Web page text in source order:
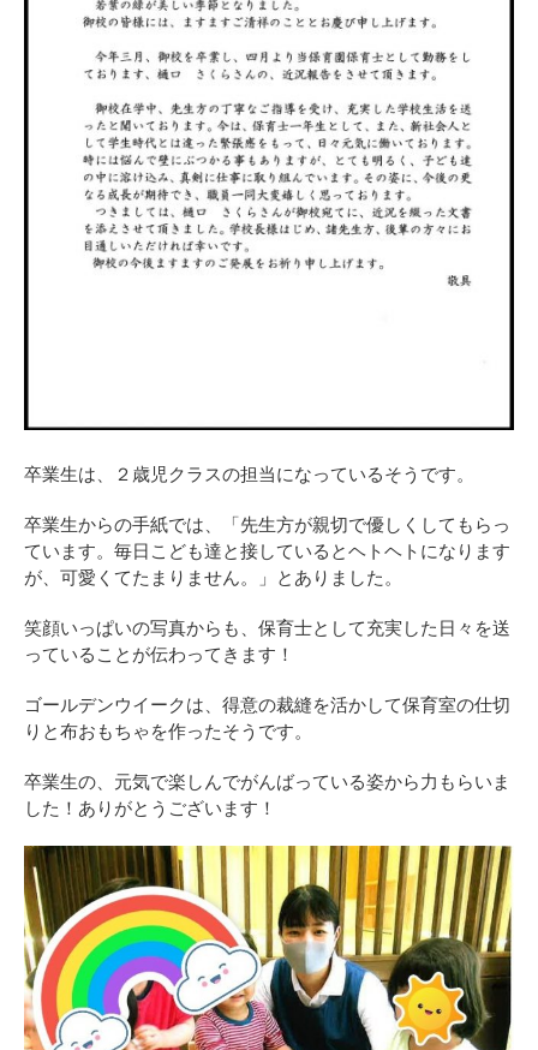
卒業生は、２歳児クラスの担当になっているそうです。
卒業生からの手紙では、「先生方が親切で優しくしてもらっ
ています。毎日こども達と接しているとヘトヘトになります
が、可愛くてたまりません。」とありました。
笑顔いっぱいの写真からも、保育士として充実した日々を送
っていることが伝わってきます！
ゴールデンウイークは、得意の裁縫を活かして保育室の仕切
りと布おもちゃを作ったそうです。
卒業生の、元気で楽しんでがんばっている姿から力もらいま
した！ありがとうございます！